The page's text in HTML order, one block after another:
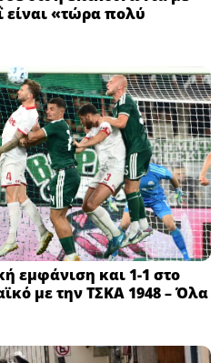
είναι «τώρα πολύ
εμφάνιση και 1-1 στο
με την ΤΣΚΑ 1948 – Όλα